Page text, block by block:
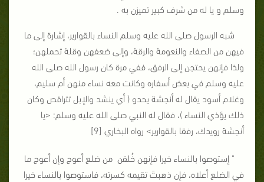
وسلم و يا له من شرف كبير تميزن به .
شبه الرسول صلى الله عليه وسلم النساء بالقوارير، إشارة إلى ما
فيهن من الصفاء والنعومة والرقة، وإلى ضعفهن وقلة تحملهن؛
ولذا فإنهن يحتجن إلى الرفق، ففي مرة كان رسول الله صلى الله
عليه وسلم في بعض أسفاره وكانت معه نساء منهن أم سليم،
وغلام أسود يقال له أنجشة يحدو ( أي ينشد والإبل تتراقص وكان
ذلك يؤذي النساء )، فقال له النبي صلى الله عليه وسلم: <يا
أنجشة رويدك، رفقا بالقوارير> رواه البخاري [9]
" إستوصوا بالنساء خيرا فإنهن خُلقن من ضلع أعوج وإن أعوج ما
في الضلع أعلاه، فإن ذهبتَ تقيمه كسرته، فاستوصوا بالنساء خيرا